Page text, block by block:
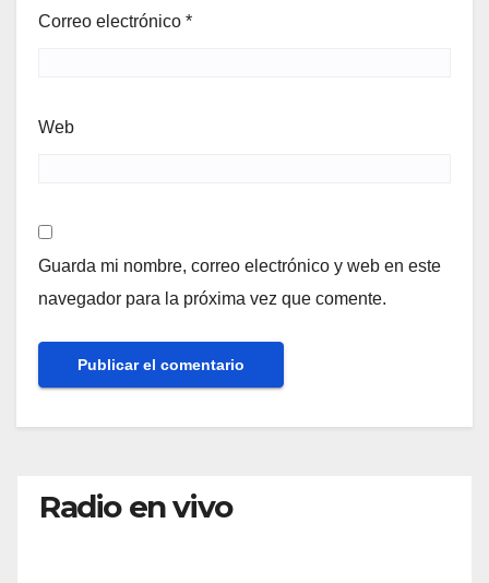
Correo electrónico *
Web
Guarda mi nombre, correo electrónico y web en este
navegador para la próxima vez que comente.
Radio en vivo